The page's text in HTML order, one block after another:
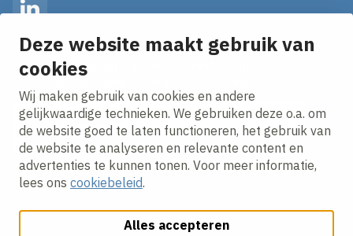
Deze website maakt gebruik van
cookies
Wij maken gebruik van cookies en andere
gelijkwaardige technieken. We gebruiken deze o.a. om
de website goed te laten functioneren, het gebruik van
de website te analyseren en relevante content en
advertenties te kunnen tonen. Voor meer informatie,
lees ons cookiebeleid.
Alles accepteren
Op de hoogte blijven van het laatste nieuws?
Ontvang onze nieuws alerts in je mailbox!
E-mailadres
Ik ga akkoord met hetprivacy statement.